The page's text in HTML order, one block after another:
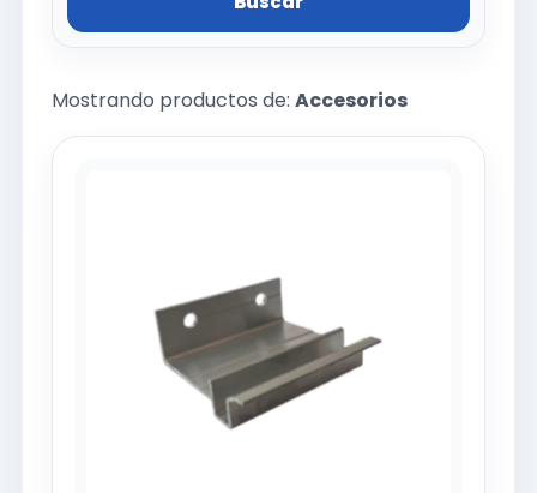
Mostrando productos de: Accesorios